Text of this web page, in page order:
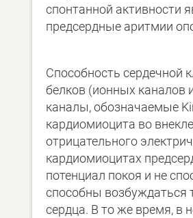
спонтанной активности
предсердные аритмии
Способность сердечной
белков (ионных каналов
каналы, обозначаемые
кардиомиоцита во
отрицательного
кардиомиоцитах
потенциал покоя и не
способны возбуждаться
сердца. В то же время, в